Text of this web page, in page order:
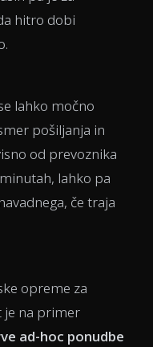
hitro dobi
lahko močno
pošiljanja in
od prevoznika
lahko pa
če traja
opreme za
je na primer
ad-hoc ponudbe